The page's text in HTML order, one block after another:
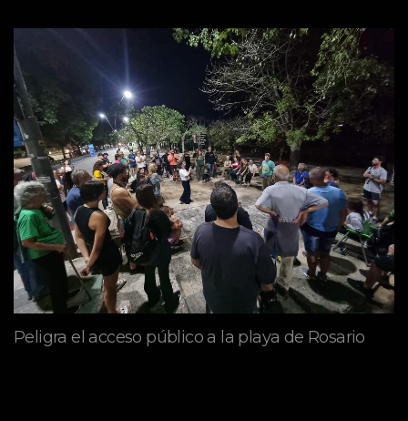
Peligra el acceso público a la playa de Rosario